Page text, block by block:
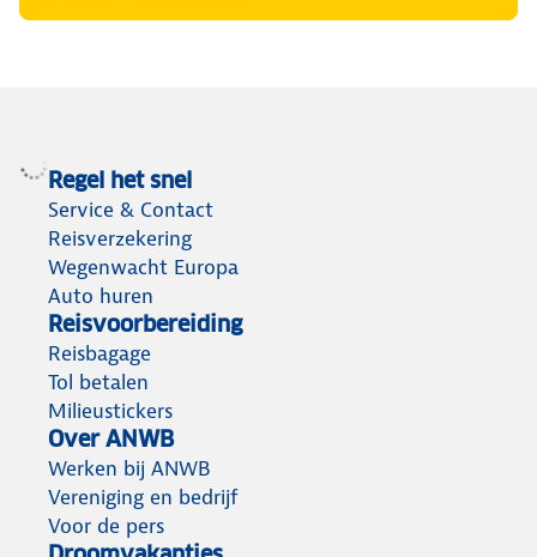
Regel het snel
Service & Contact
Reisverzekering
Wegenwacht Europa
Auto huren
Reisvoorbereiding
Reisbagage
Tol betalen
Milieustickers
Over ANWB
Werken bij ANWB
Vereniging en bedrijf
Voor de pers